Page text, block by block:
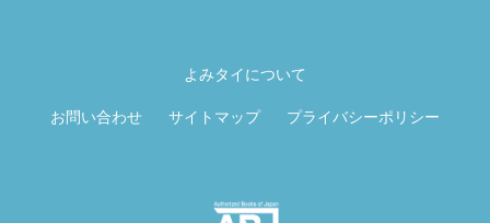
よみタイについて
お問い合わせ サイトマップ プライバシーポリシー